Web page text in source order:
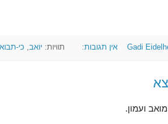
Gadi אין תגובות: תוויות:יואב, כי-תבוא
ועמון.